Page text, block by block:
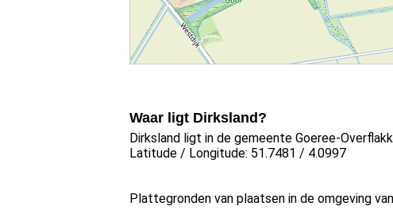
Waar ligt Dirksland?
Dirksland ligt in de gemeente Goeree-
Latitude / Longitude: 51.7481 / 4.0997
Plattegronden van plaatsen in de omgeving